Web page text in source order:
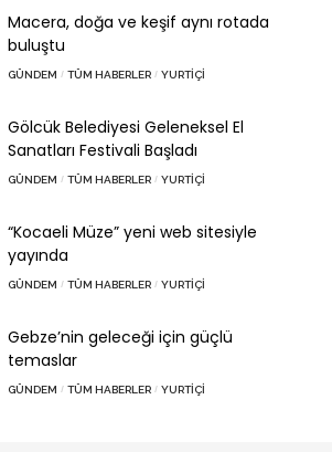
Macera, doğa ve keşif aynı rotada
buluştu
GÜNDEM TÜM HABERLER YURTIÇI
Gölcük Belediyesi Geleneksel El
Sanatları Festivali Başladı
GÜNDEM TÜM HABERLER YURTIÇI
“Kocaeli Müze” yeni web sitesiyle
yayında
GÜNDEM TÜM HABERLER YURTIÇI
Gebze’nin geleceği için güçlü
temaslar
GÜNDEM TÜM HABERLER YURTIÇI